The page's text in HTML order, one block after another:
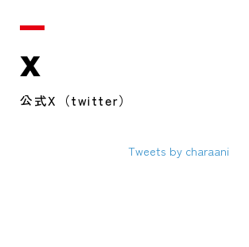
X
公式X（twitter）
Tweets by charaani